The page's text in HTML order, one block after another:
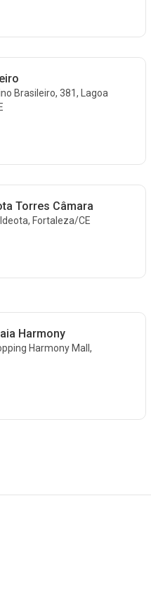
Brasileiro, 381, Lagoa
Torres Câmara
Fortaleza/CE
Harmony
Harmony Mall,